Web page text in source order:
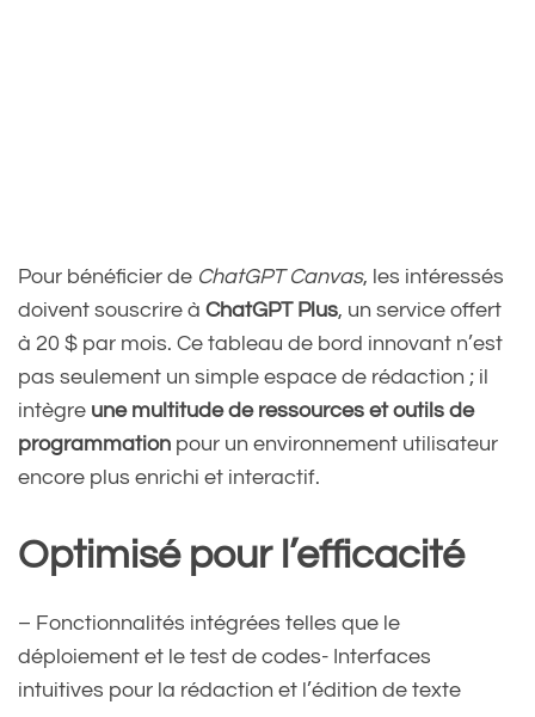
Pour bénéficier de ChatGPT Canvas, les intéressés
doivent souscrire à ChatGPT Plus, un service offert
à 20 $ par mois. Ce tableau de bord innovant n’est
pas seulement un simple espace de rédaction ; il
intègre une multitude de ressources et outils de
programmation pour un environnement utilisateur
encore plus enrichi et interactif.
Optimisé pour l’efficacité
– Fonctionnalités intégrées telles que le
déploiement et le test de codes- Interfaces
intuitives pour la rédaction et l’édition de texte